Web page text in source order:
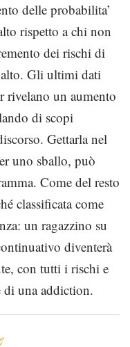
delle probabilita’
rispetto a chi non
dei rischi di
Gli ultimi dati
rivelano un aumento
di scopi
Gettarla nel
uno sballo, può
Come del resto
classificata come
un ragazzino su
diventerà
con tutti i rischi e
una addiction.